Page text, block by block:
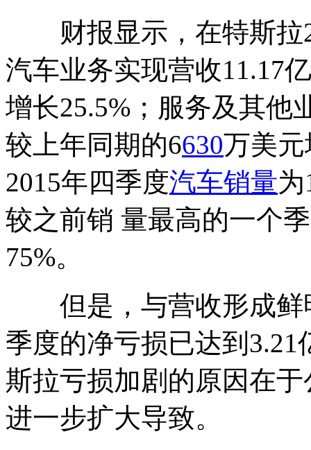
财报显示，在特斯拉
汽车业务实现营收11.17
增长25.5%；服务及其他
较上年同期的6630万美
2015年四季度汽车销量
较之前销 量最高的一个
75%。
但是，与营收形成鲜
季度的净亏损已达到
斯拉亏损加剧的原因在
进一步扩大导致。